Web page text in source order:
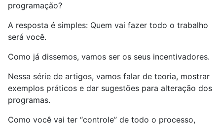
programação?
A resposta é simples: Quem vai fazer todo o trabalho
será você.
Como já dissemos, vamos ser os seus incentivadores.
Nessa série de artigos, vamos falar de teoria, mostrar
exemplos práticos e dar sugestões para alteração dos
programas.
Como você vai ter “controle” de todo o processo,